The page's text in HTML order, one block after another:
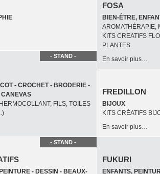
- STAND -
- CROCHET - BRODERIE -
CANEVAS
FILS, TOILES
- STAND -
- DESSIN - BEAUX-
FOSA
BIEN-ÊTRE,
AROMATHÉRAPIE,
KITS CREATIFS
PLANTES
En savoir plus…
FREDILLON
BIJOUX
KITS CRÉATIFS
En savoir plus…
FUKURI
ENFANTS,